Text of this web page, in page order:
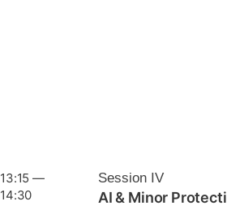
13:15 —
14:30
Session IV
AI & Minor